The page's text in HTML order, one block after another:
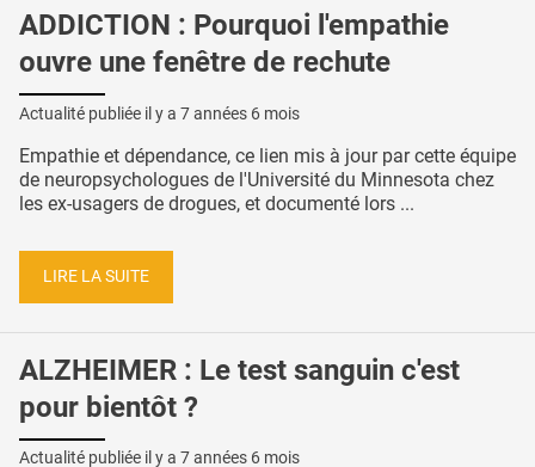
ADDICTION : Pourquoi l'empathie
ouvre une fenêtre de rechute
Actualité publiée il y a 7 années 6 mois
Empathie et dépendance, ce lien mis à jour par cette équipe
de neuropsychologues de l'Université du Minnesota chez
les ex-usagers de drogues, et documenté lors ...
LIRE LA SUITE
ALZHEIMER : Le test sanguin c'est
pour bientôt ?
Actualité publiée il y a 7 années 6 mois